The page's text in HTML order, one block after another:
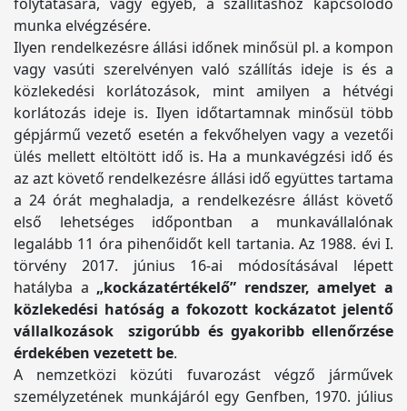
munka elvégzésére.
Ilyen rendelkezésre állási időnek minősül pl. a kompon
vagy vasúti szerelvényen való szállítás ideje is és a
közlekedési korlátozások, mint amilyen a hétvégi
korlátozás ideje is. Ilyen időtartamnak minősül több
gépjármű vezető esetén a fekvőhelyen vagy a vezetői
ülés mellett eltöltött idő is. Ha a munkavégzési idő és
az azt követő rendelkezésre állási idő együttes tartama
a 24 órát meghaladja, a rendelkezésre állást követő
első lehetséges időpontban a munkavállalónak
legalább 11 óra pihenőidőt kell tartania. Az 1988. évi I.
törvény 2017. június 16-ai módosításával lépett
hatályba a „kockázatértékelő” rendszer, amelyet a
közlekedési hatóság a fokozott kockázatot jelentő
vállalkozások szigorúbb és gyakoribb ellenőrzése
érdekében vezetett be.
A nemzetközi közúti fuvarozást végző járművek
személyzetének munkájáról egy Genfben, 1970. július